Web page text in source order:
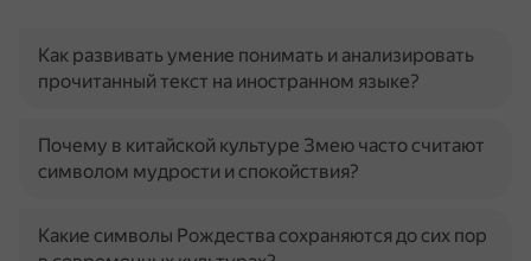
Как развивать умение понимать и анализировать
прочитанный текст на иностранном языке?
Почему в китайской культуре Змею часто считают
символом мудрости и спокойствия?
Какие символы Рождества сохраняются до сих пор